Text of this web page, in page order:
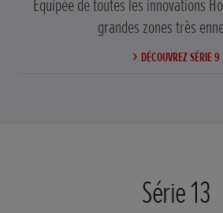
Equipée de toutes les innovations
grandes zones très
DÉCOUVREZ SÉRIE 9
Série 13